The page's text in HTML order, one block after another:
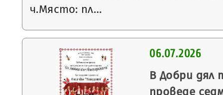
ч.Място: пл…
06.07.2026
В Добри дял
проведе